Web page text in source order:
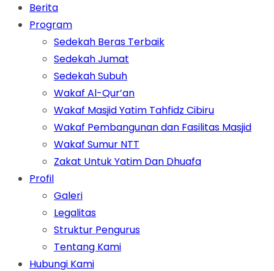
Berita
Program
Sedekah Beras Terbaik
Sedekah Jumat
Sedekah Subuh
Wakaf Al-Qur’an
Wakaf Masjid Yatim Tahfidz Cibiru
Wakaf Pembangunan dan Fasilitas Masjid
Wakaf Sumur NTT
Zakat Untuk Yatim Dan Dhuafa
Profil
Galeri
Legalitas
Struktur Pengurus
Tentang Kami
Hubungi Kami